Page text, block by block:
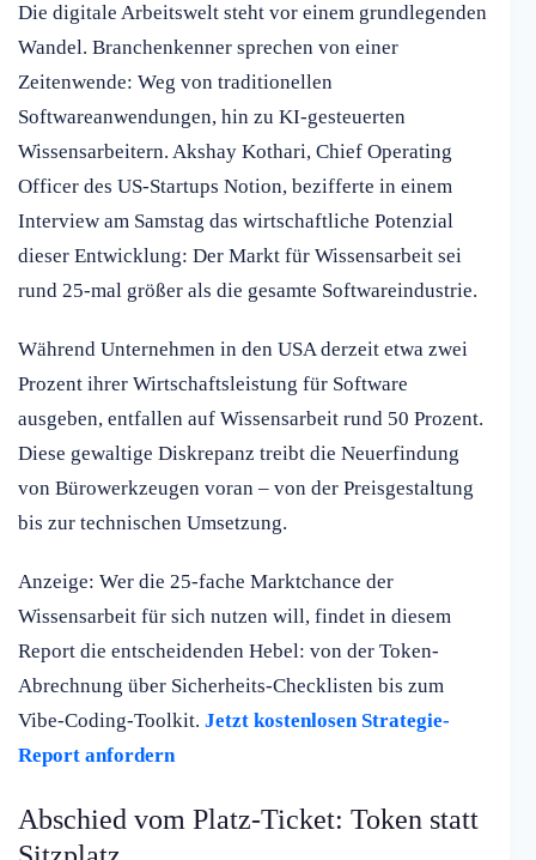
Die digitale Arbeitswelt steht vor einem grundlegenden
Wandel. Branchenkenner sprechen von einer
Zeitenwende: Weg von traditionellen
Softwareanwendungen, hin zu KI-gesteuerten
Wissensarbeitern. Akshay Kothari, Chief Operating
Officer des US-Startups Notion, bezifferte in einem
Interview am Samstag das wirtschaftliche Potenzial
dieser Entwicklung: Der Markt für Wissensarbeit sei
rund 25-mal größer als die gesamte Softwareindustrie.
Während Unternehmen in den USA derzeit etwa zwei
Prozent ihrer Wirtschaftsleistung für Software
ausgeben, entfallen auf Wissensarbeit rund 50 Prozent.
Diese gewaltige Diskrepanz treibt die Neuerfindung
von Bürowerkzeugen voran – von der Preisgestaltung
bis zur technischen Umsetzung.
Anzeige: Wer die 25-fache Marktchance der
Wissensarbeit für sich nutzen will, findet in diesem
Report die entscheidenden Hebel: von der Token-
Abrechnung über Sicherheits-Checklisten bis zum
Vibe-Coding-Toolkit. Jetzt kostenlosen Strategie-
Report anfordern
Abschied vom Platz-Ticket: Token statt